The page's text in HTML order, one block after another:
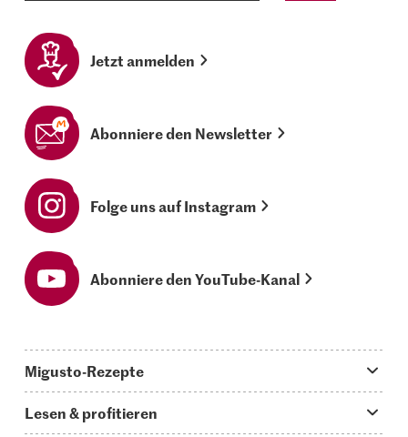
Jetzt anmelden
Abonniere den Newsletter
Folge uns auf Instagram
Abonniere den YouTube-Kanal
Migusto-Rezepte
Lesen & profitieren